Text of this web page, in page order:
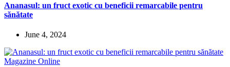
Ananasul: un fruct exotic cu beneficii remarcabile pentru
sănătate
June 4, 2024
Magazine Online